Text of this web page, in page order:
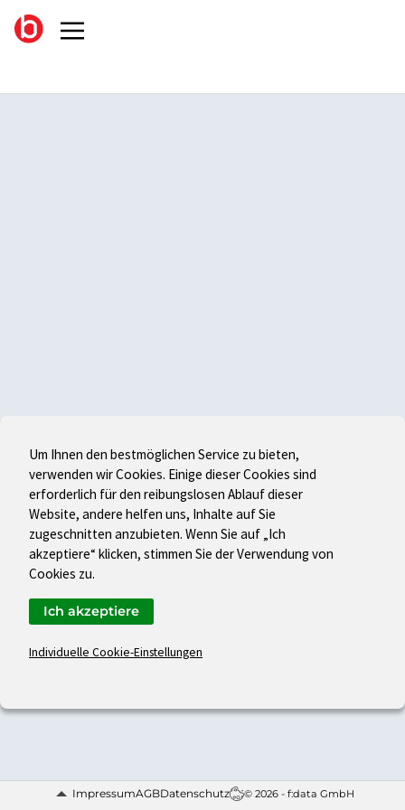
ImpressumAGBDatenschutz © 2026 - f:data GmbH
Um Ihnen den bestmöglichen Service zu bieten,
verwenden wir Cookies. Einige dieser Cookies sind
erforderlich für den reibungslosen Ablauf dieser
Website, andere helfen uns, Inhalte auf Sie
zugeschnitten anzubieten. Wenn Sie auf „Ich
akzeptiere“ klicken, stimmen Sie der Verwendung von
Cookies zu.
Individuelle Cookie-Einstellungen
Ich akzeptiere